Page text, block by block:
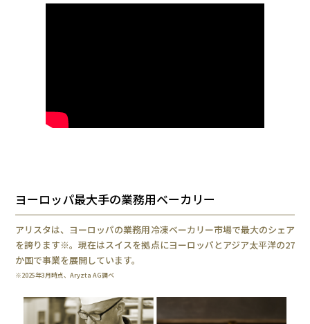
ヨーロッパ最大手の業務用ベーカリー
アリスタは、ヨーロッパの業務用冷凍ベーカリー市場で最大のシェア
を誇ります※。現在はスイスを拠点にヨーロッパとアジア太平洋の27
か国で事業を展開しています。
※2025年3月時点、Aryzta AG調べ